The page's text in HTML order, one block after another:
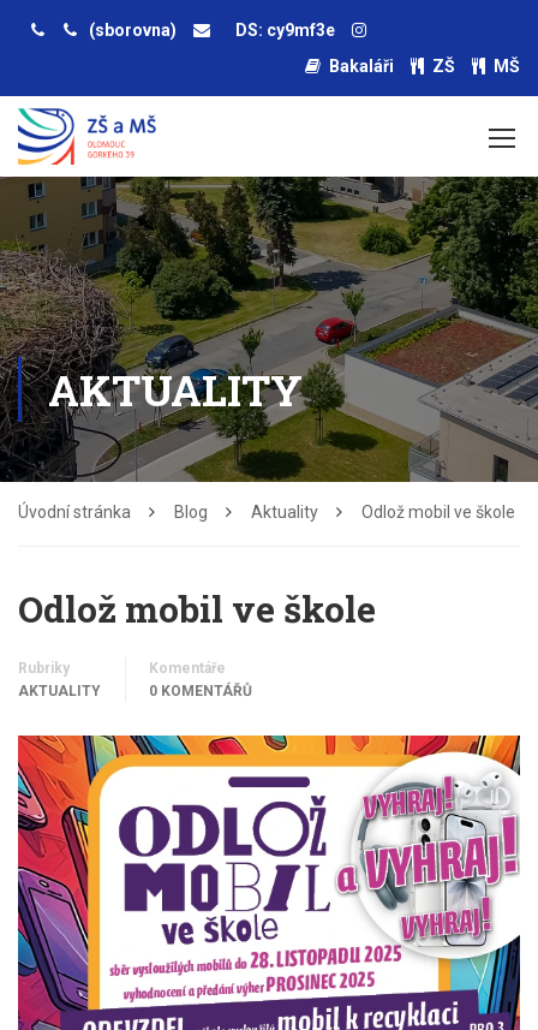
(sborovna)
DS: cy9mf3e
Bakaláři
ZŠ MŠ
AKTUALITY
Úvodní stránka Blog Aktuality Odlož mobil ve škole
Odlož mobil ve škole
Rubriky
AKTUALITY
Komentáře
0 KOMENTÁŘŮ